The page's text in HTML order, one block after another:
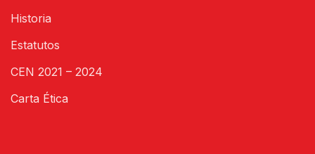
Historia
Estatutos
CEN 2021 – 2024
Carta Ética